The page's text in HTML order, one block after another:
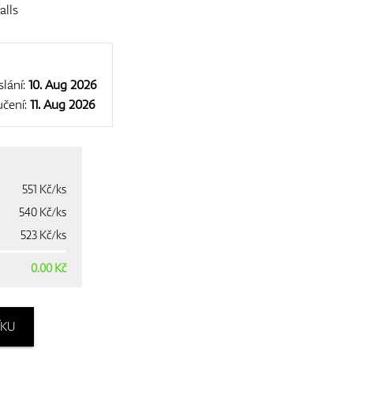
10. Aug 2026
11. Aug 2026
551 Kč/ks
540 Kč/ks
523 Kč/ks
0.00 Kč